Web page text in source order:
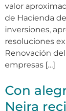
valor
de Hacienda
inversiones,
resoluciones
Renovación
empresas […]
Con
Neira